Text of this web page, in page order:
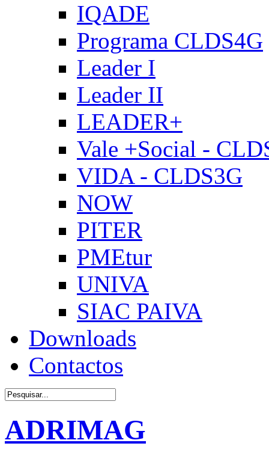
IQADE
Programa CLDS4G
Leader I
Leader II
LEADER+
Vale +Social -
VIDA - CLDS3G
NOW
PITER
PMEtur
UNIVA
SIAC PAIVA
Downloads
Contactos
ADRIMAG